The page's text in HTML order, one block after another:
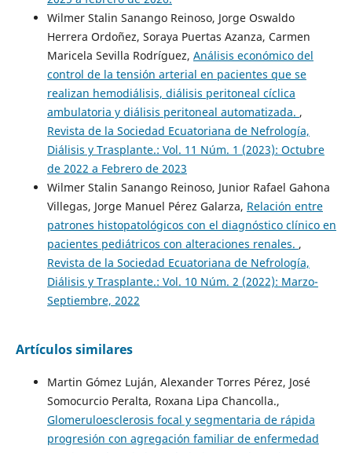
Wilmer Stalin Sanango Reinoso, Jorge Oswaldo
Herrera Ordoñez, Soraya Puertas Azanza, Carmen
Maricela Sevilla Rodríguez, Análisis económico del
control de la tensión arterial en pacientes que se
realizan hemodiálisis, diálisis peritoneal cíclica
ambulatoria y diálisis peritoneal automatizada. ,
Revista de la Sociedad Ecuatoriana de Nefrología,
Diálisis y Trasplante.: Vol. 11 Núm. 1 (2023): Octubre
de 2022 a Febrero de 2023
Wilmer Stalin Sanango Reinoso, Junior Rafael Gahona
Villegas, Jorge Manuel Pérez Galarza, Relación entre
patrones histopatológicos con el diagnóstico clínico en
pacientes pediátricos con alteraciones renales. ,
Revista de la Sociedad Ecuatoriana de Nefrología,
Diálisis y Trasplante.: Vol. 10 Núm. 2 (2022): Marzo-
Septiembre, 2022
Artículos similares
Martin Gómez Luján, Alexander Torres Pérez, José
Somocurcio Peralta, Roxana Lipa Chancolla.,
Glomeruloesclerosis focal y segmentaria de rápida
progresión con agregación familiar de enfermedad